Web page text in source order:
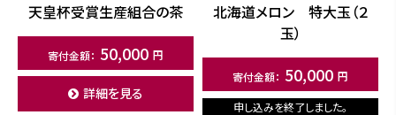
天皇杯受賞生産組合の茶
50,000
詳細を見る
北海道メロン 特大玉（２
玉）
50,000
申し込みを終了しました。